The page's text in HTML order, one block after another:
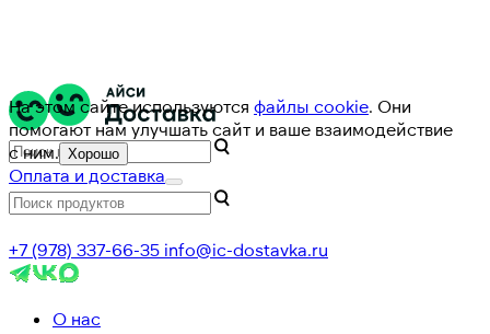
На этом сайте используются файлы cookie. Они
помогают нам улучшать сайт и ваше взаимодействие
с ним. Хорошо
Оплата и доставка
+7 (978) 337-66-35 info@ic-dostavka.ru
О нас